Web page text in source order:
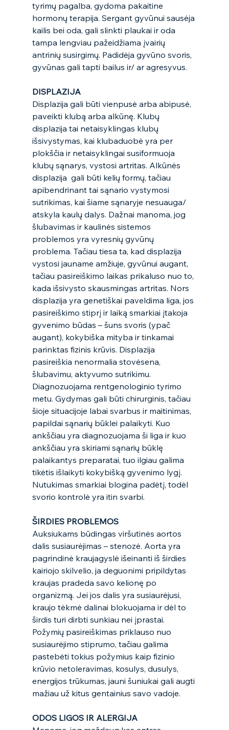
tyrimų pagalba, gydoma pakaitine
hormonų terapija. Sergant gyvūnui sausėja
kailis bei oda, gali slinkti plaukai ir oda
tampa lengviau pažeidžiama įvairių
antrinių susirgimų. Padidėja gyvūno svoris,
gyvūnas gali tapti bailus ir/ ar agresyvus.
DISPLAZIJA
Displazija gali būti vienpusė arba abipusė,
paveikti klubą arba alkūnę. Klubų
displazija tai netaisyklingas klubų
išsivystymas, kai klubaduobė yra per
plokščia ir netaisyklingai susiformuoja
klubų sąnarys, vystosi artritas. Alkūnės
displazija  gali būti kelių formų, tačiau
apibendrinant tai sąnario vystymosi
sutrikimas, kai šiame sąnaryje nesuauga/
atskyla kaulų dalys. Dažnai manoma, jog
šlubavimas ir kaulinės sistemos
problemos yra vyresnių gyvūnų
problema. Tačiau tiesa ta, kad displazija
vystosi jauname amžiuje, gyvūnui augant,
tačiau pasireiškimo laikas prikaluso nuo to,
kada išsivysto skausmingas artritas. Nors
displazija yra genetiškai paveldima liga, jos
pasireiškimo stiprį ir laiką smarkiai įtakoja
gyvenimo būdas – šuns svoris (ypač
augant), kokybiška mityba ir tinkamai
parinktas fizinis krūvis. Displazija
pasireiškia nenormalia stovėsena,
šlubavimu, aktyvumo sutrikimu.
Diagnozuojama rentgenologinio tyrimo
metu. Gydymas gali būti chirurginis, tačiau
šioje situacijoje labai svarbus ir maitinimas,
papildai sąnarių būklei palaikyti. Kuo
ankščiau yra diagnozuojama ši liga ir kuo
ankščiau yra skiriami sąnarių būklę
palaikantys preparatai, tuo ilgiau galima
tikėtis išlaikyti kokybišką gyvenimo lygį.
Nutukimas smarkiai blogina padėtį, todėl
svorio kontrolė yra itin svarbi.
ŠIRDIES PROBLEMOS
Auksiukams būdingas viršutinės aortos
dalis susiaurėjimas – stenozė. Aorta yra
pagrindinė kraujagyslė išeinanti iš širdies
kairiojo skilvelio, ja deguonimi pripildytas
kraujas pradeda savo kelionę po
organizmą. Jei jos dalis yra susiaurėjusi,
kraujo tėkmė dalinai blokuojama ir dėl to
širdis turi dirbti sunkiau nei įprastai.
Požymių pasireiškimas priklauso nuo
susiaurėjimo stiprumo, tačiau galima
pastebėti tokius požymius kaip fizinio
krūvio netoleravimas, kosulys, dusulys,
energijos trūkumas, jauni šuniukai gali augti
mažiau už kitus gentainius savo vadoje.
ODOS LIGOS IR ALERGIJA